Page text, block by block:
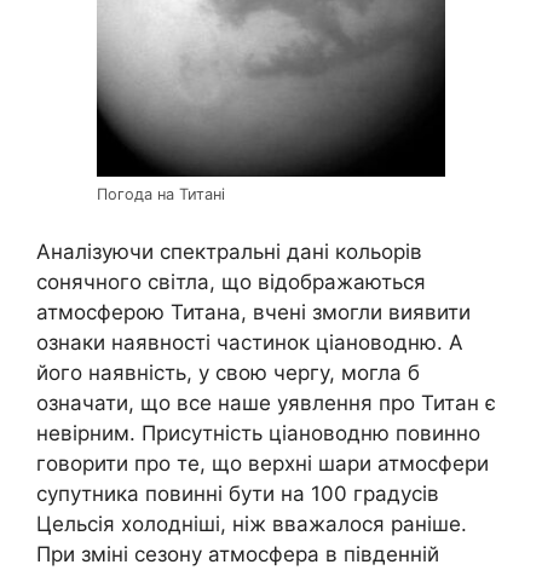
Погода на Титані
Аналізуючи спектральні дані кольорів
сонячного світла, що відображаються
атмосферою Титана, вчені змогли виявити
ознаки наявності частинок ціановодню. А
його наявність, у свою чергу, могла б
означати, що все наше уявлення про Титан є
невірним. Присутність ціановодню повинно
говорити про те, що верхні шари атмосфери
супутника повинні бути на 100 градусів
Цельсія холодніші, ніж вважалося раніше.
При зміні сезону атмосфера в південній